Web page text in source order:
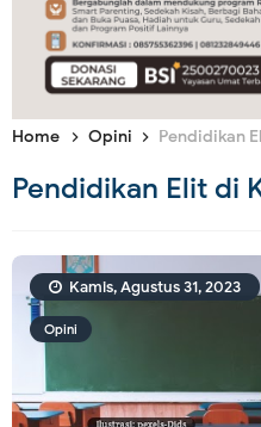
Home Opini Pendidikan
Pendidikan Elit di
Opini
Kamis, Agustus 31, 2023